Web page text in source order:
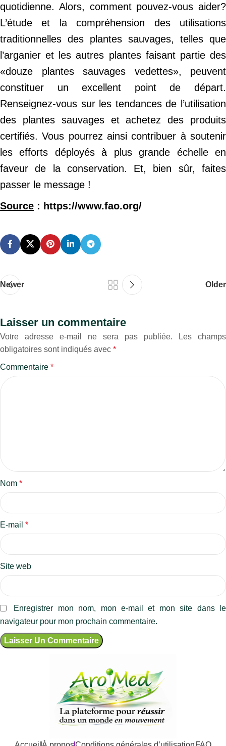
quotidienne. Alors, comment pouvez-vous aider?
L’étude et la compréhension des utilisations
traditionnelles des plantes sauvages, telles que
l’arganier et les autres plantes faisant partie des
«douze plantes sauvages vedettes», peuvent
constituer un excellent point de départ.
Renseignez-vous sur les tendances de l’utilisation
des plantes sauvages et achetez des produits
certifiés. Vous pourrez ainsi contribuer à soutenir
les efforts déployés à plus grande échelle en
faveur de la conservation. Et, bien sûr, faites
passer le message !
Source : https://www.fao.org/
Newer Older
Laisser un commentaire
Votre adresse e-mail ne sera pas publiée.
Les champs
obligatoires sont indiqués avec *
Commentaire *
Nom *
E-mail *
Site web
Enregistrer mon nom, mon e-mail et mon site dans le
navigateur pour mon prochain commentaire.